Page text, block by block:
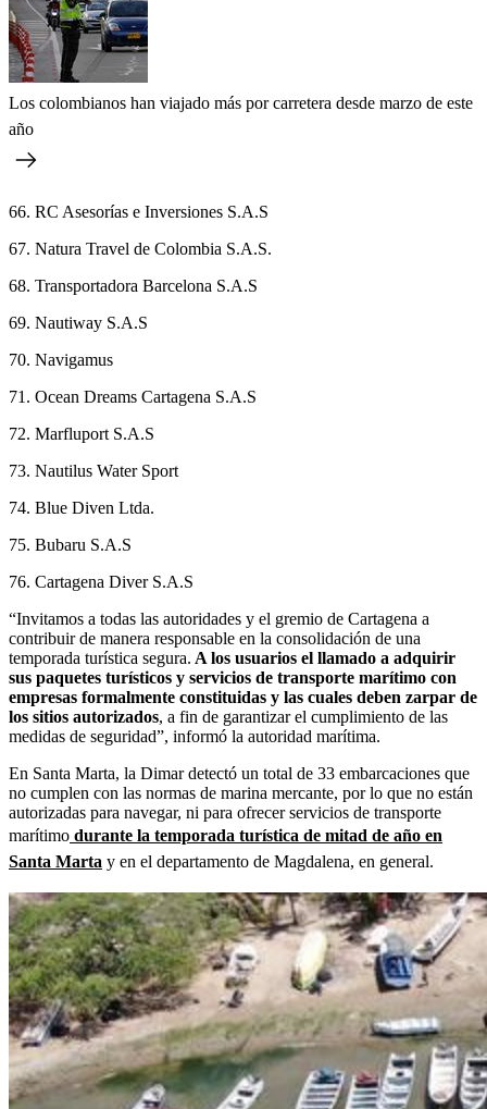
Los colombianos han viajado más por carretera desde marzo de este
año
66. RC Asesorías e Inversiones S.A.S
67. Natura Travel de Colombia S.A.S.
68. Transportadora Barcelona S.A.S
69. Nautiway S.A.S
70. Navigamus
71. Ocean Dreams Cartagena S.A.S
72. Marfluport S.A.S
73. Nautilus Water Sport
74. Blue Diven Ltda.
75. Bubaru S.A.S
76. Cartagena Diver S.A.S
“Invitamos a todas las autoridades y el gremio de Cartagena a
contribuir de manera responsable en la consolidación de una
temporada turística segura. A los usuarios el llamado a adquirir
sus paquetes turísticos y servicios de transporte marítimo con
empresas formalmente constituidas y las cuales deben zarpar de
los sitios autorizados, a fin de garantizar el cumplimiento de las
medidas de seguridad”, informó la autoridad marítima.
En Santa Marta, la Dimar detectó un total de 33 embarcaciones que
no cumplen con las normas de marina mercante, por lo que no están
autorizadas para navegar, ni para ofrecer servicios de transporte
marítimo durante la temporada turística de mitad de año en
Santa Marta y en el departamento de Magdalena, en general.